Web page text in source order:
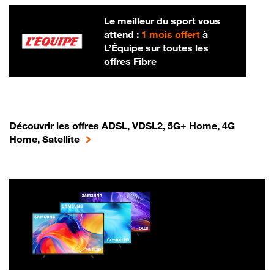
Le meilleur du sport vous
attend : 1 mois offertà
L’Équipe sur toutes les
offres Fibre
Découvrir les offres ADSL, VDSL2, 5G+ Home, 4G
Home, Satellite